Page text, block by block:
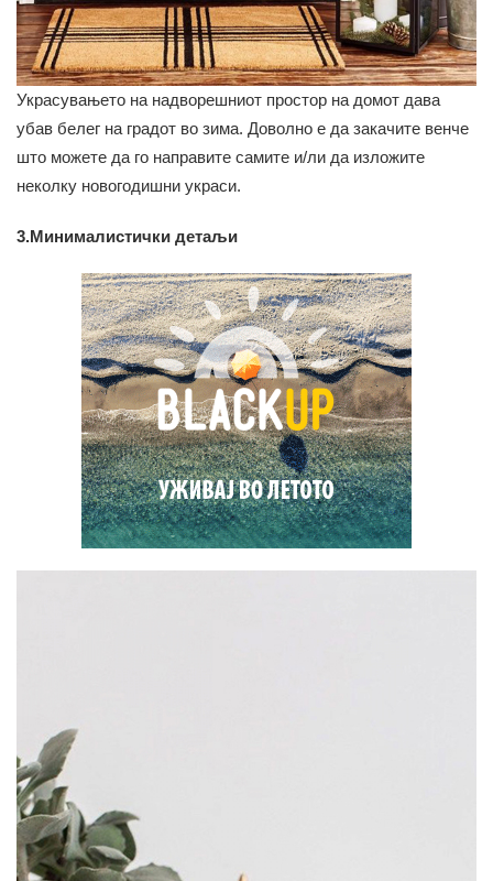
Украсувањето на надворешниот простор на домот дава
убав белег на градот во зима. Доволно е да закачите венче
што можете да го направите самите и/ли да изложите
неколку новогодишни украси.
3.Минималистички детаљи